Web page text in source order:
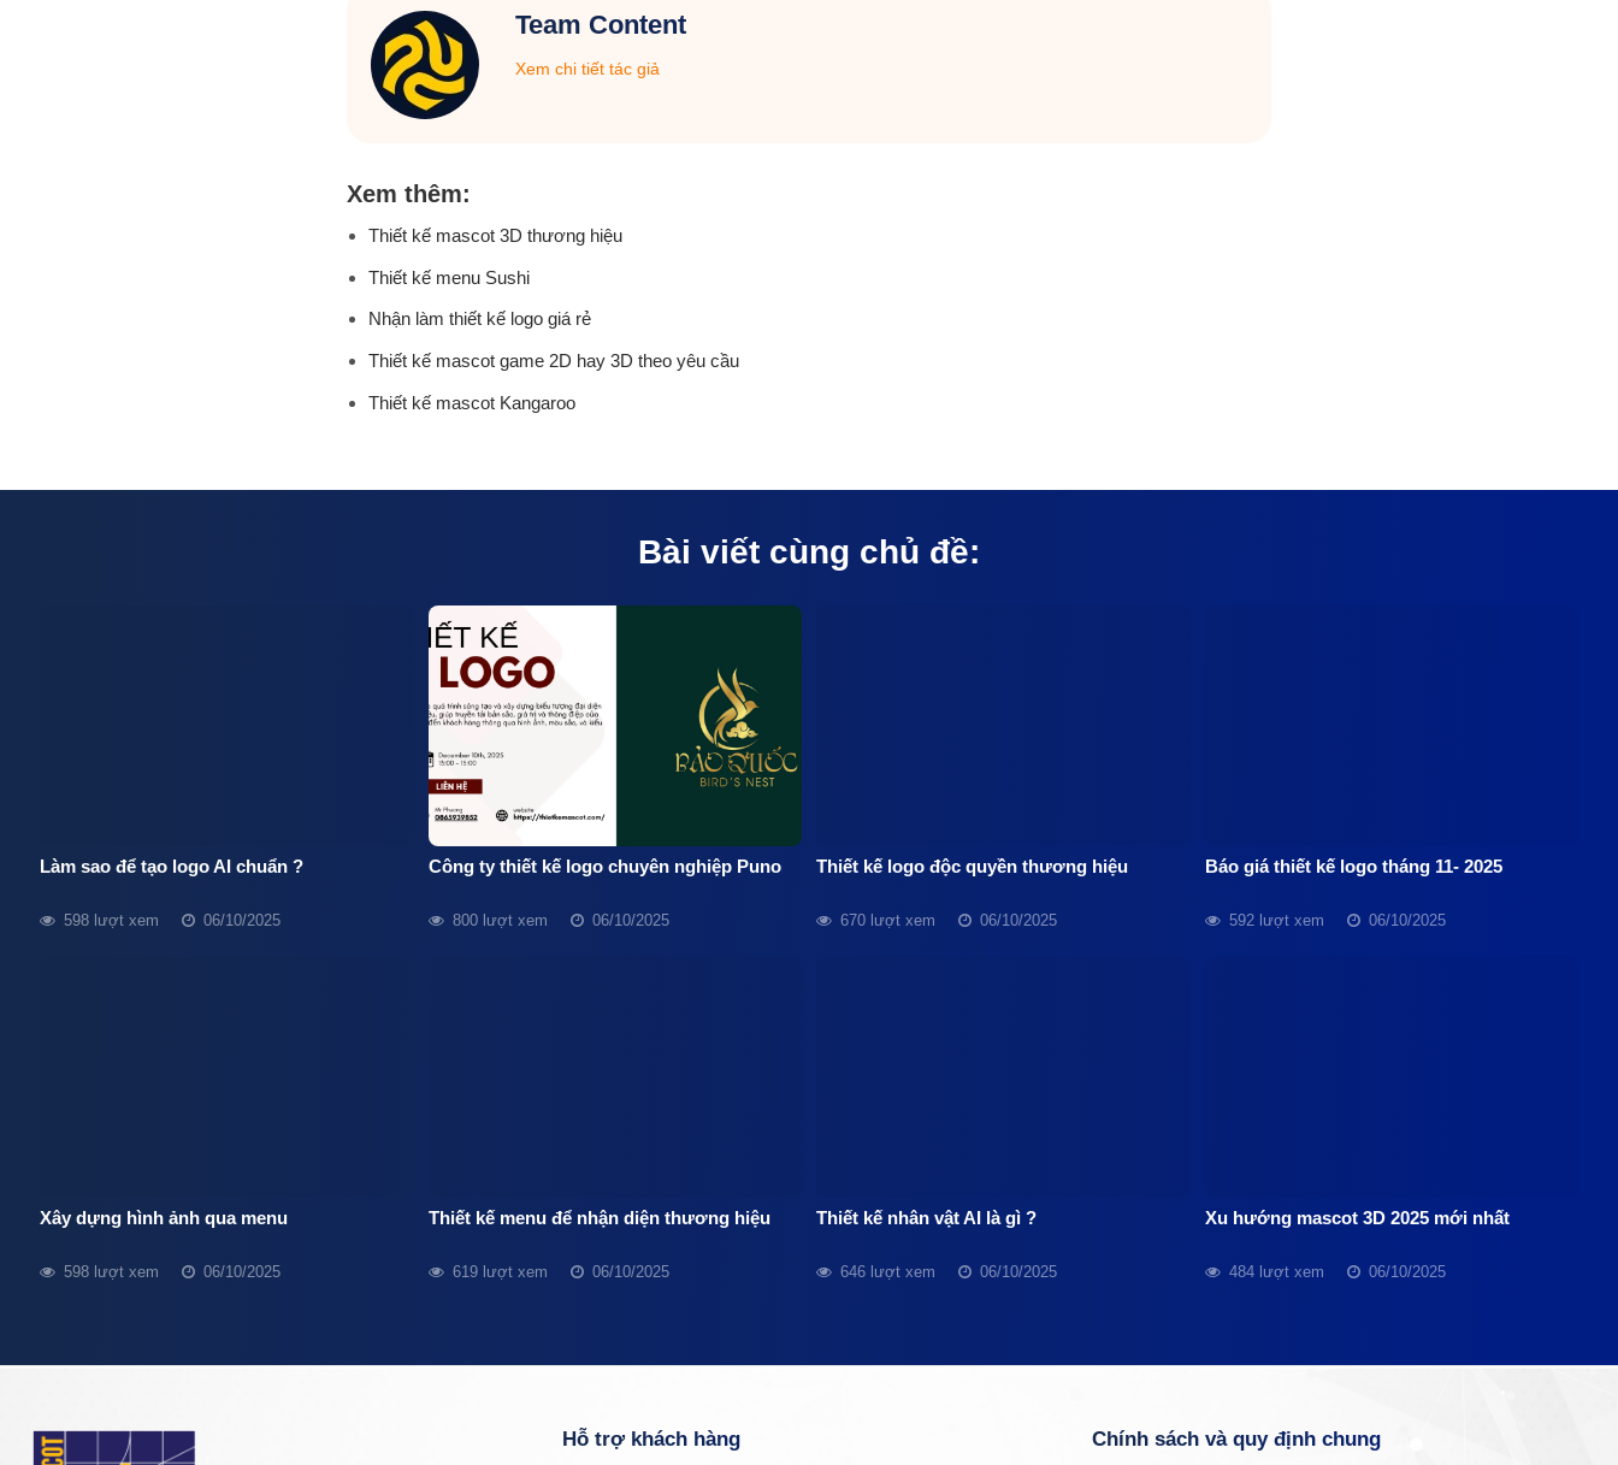
Team Content
Xem chi tiết tác giả
Xem thêm:
Thiết kế mascot 3D thương hiệu
Thiết kế menu Sushi
Nhận làm thiết kế logo giá rẻ
Thiết kế mascot game 2D hay 3D theo yêu cầu
Thiết kế mascot Kangaroo
Bài viết cùng chủ đề:
Làm sao để tạo logo AI chuẩn ?
598 lượt xem 06/10/2025
Công ty thiết kế logo chuyên nghiệp Puno
800 lượt xem 06/10/2025
Thiết kế logo độc quyền thương hiệu
670 lượt xem 06/10/2025
Báo giá thiết kế logo tháng 11- 2025
592 lượt xem 06/10/2025
Xây dựng hình ảnh qua menu
598 lượt xem 06/10/2025
Thiết kế menu để nhận diện thương hiệu
619 lượt xem 06/10/2025
Thiết kế nhân vật AI là gì ?
646 lượt xem 06/10/2025
Xu hướng mascot 3D 2025 mới nhất
484 lượt xem 06/10/2025
Hỗ trợ khách hàng Chính sách và quy định chung